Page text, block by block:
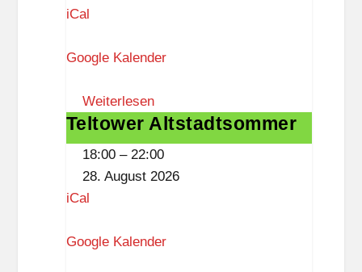
s
a
a
g
n
iCal
Google Kalender
Weiterlesen
Teltower
Altstadtsommer
Teltower Altstadtsommer
18:00 – 22:00
28. August 2026
iCal
Google Kalender